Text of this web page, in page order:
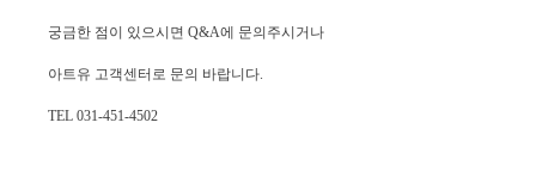
궁금한 점이 있으시면 Q&A에 문의주시거나
아트유 고객센터로 문의 바랍니다.
TEL 031-451-4502